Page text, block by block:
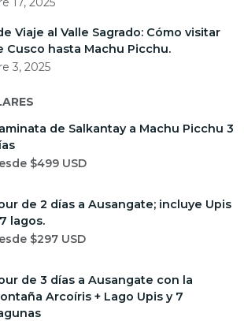
Viaje al Valle Sagrado: Cómo visitar
Cusco hasta Machu Picchu.
3, 2025
de Salkantay a Machu Picchu 3
$499 USD
de 2 días a Ausangate; incluye Upis
lagos.
$297 USD
de 3 días a Ausangate con la
Arcoíris + Lago Upis y 7